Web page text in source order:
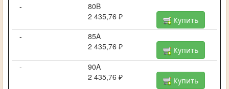
-
80B
2 435,76 ₽
Купить
-
85A
2 435,76 ₽
Купить
-
90A
2 435,76 ₽
Купить